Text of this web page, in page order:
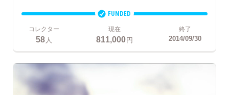
FUNDED
コレクター
58 人
現在
811,000円
終了
2014/09/30